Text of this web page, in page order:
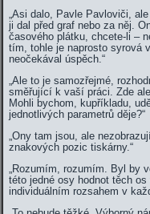
„Asi dalo, Pavle Pavloviči,
ji dal před graf nebo za něj.
časového plátku, chcete-li –
tím, tohle je naprosto syrová
neočekával úspěch.“
„Ale to je samozřejmé,
směřující k vaší práci. Zde
Mohli bychom, kupříkladu,
jednotlivých parametrů děje?“
„Ony tam jsou, ale
znakových pozic tiskárny.“
„Rozumím, rozumím. Byl by
této jedné osy hodnot těch
individuálním rozsahem v